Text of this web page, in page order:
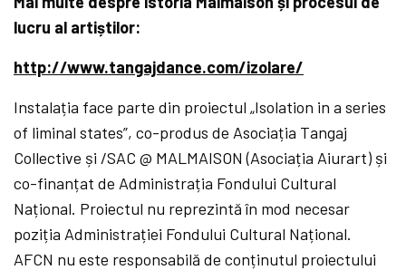
lucru al artiștilor:
http://www.tangajdance.com/izolare/
Instalația face parte din proiectul „Isolation in a series
of liminal states”, co-produs de Asociația Tangaj
Collective și /SAC @ MALMAISON (Asociația Aiurart) și
co-finanțat de Administrația Fondului Cultural
Național. Proiectul nu reprezintă în mod necesar
poziția Administrației Fondului Cultural Național.
AFCN nu este responsabilă de conținutul proiectului